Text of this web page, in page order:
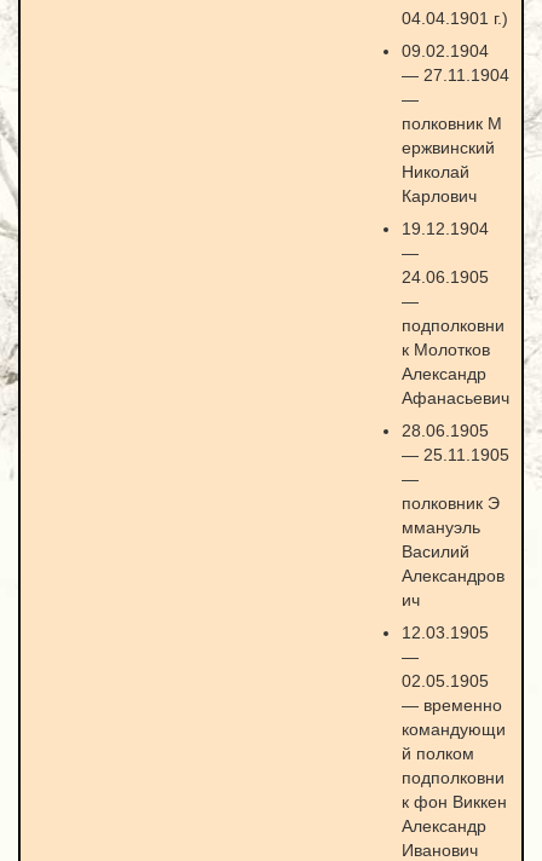
04.04.1901 г.)
09.02.1904
— 27.11.1904
—
полковник М
ержвинский
Николай
Карлович
19.12.1904
—
24.06.1905
—
подполковни
к Молотков
Александр
Афанасьевич
28.06.1905
— 25.11.1905
—
полковник Э
ммануэль
Василий
Александров
ич
12.03.1905
—
02.05.1905
— временно
командующи
й полком
подполковни
к фон Виккен
Александр
Иванович